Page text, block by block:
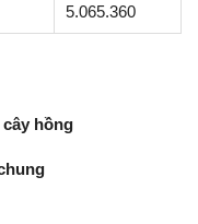
5.065.360
hồng